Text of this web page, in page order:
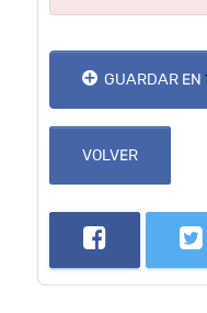
GUARDAR EN
VOLVER